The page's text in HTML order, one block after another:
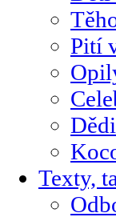
Pití
Texty,